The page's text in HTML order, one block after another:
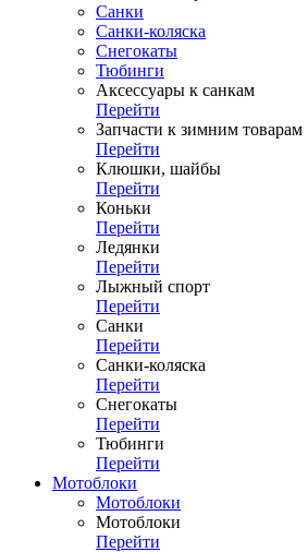
Санки
Санки-коляска
Снегокаты
Тюбинги
Аксессуары к санкам
Перейти
Запчасти к зимним товарам
Перейти
Клюшки, шайбы
Перейти
Коньки
Перейти
Ледянки
Перейти
Лыжный спорт
Перейти
Санки
Перейти
Санки-коляска
Перейти
Снегокаты
Перейти
Тюбинги
Перейти
Мотоблоки
Мотоблоки
Мотоблоки
Перейти